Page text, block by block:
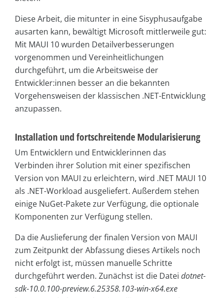
Diese Arbeit, die mitunter in eine Sisyphusaufgabe
ausarten kann, bewältigt Microsoft mittlerweile gut:
Mit MAUI 10 wurden Detailverbesserungen
vorgenommen und Vereinheitlichungen
durchgeführt, um die Arbeitsweise der
Entwickler:innen besser an die bekannten
Vorgehensweisen der klassischen .NET-Entwicklung
anzupassen.
Installation und fortschreitende Modularisierung
Um Entwicklern und Entwicklerinnen das
Verbinden ihrer Solution mit einer spezifischen
Version von MAUI zu erleichtern, wird .NET MAUI 10
als .NET-Workload ausgeliefert. Außerdem stehen
einige NuGet-Pakete zur Verfügung, die optionale
Komponenten zur Verfügung stellen.
Da die Auslieferung der finalen Version von MAUI
zum Zeitpunkt der Abfassung dieses Artikels noch
nicht erfolgt ist, müssen manuelle Schritte
durchgeführt werden. Zunächst ist die Datei dotnet-
sdk-10.0.100-preview.6.25358.103-win-x64.exe